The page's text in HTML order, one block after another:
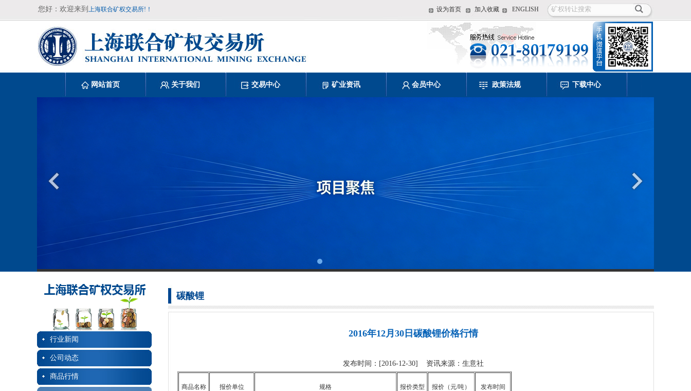
您好：欢迎来到 上海联合矿权交易所!！ 设为首页 加入收藏 ENGLISH
网站首页 关于我们 交易中心 矿业资讯 会员中心 政策法规 下载中心
行业新闻
公司动态
商品行情
碳酸锂
2016年12月30日碳酸锂价格行情
发布时间：[2016-12-30] 资讯来源：生意社
商品名称 报价单位 规格 报价类型 报价（元/吨） 发布时间